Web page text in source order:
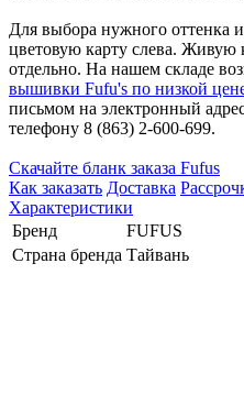
Для выбора нужного оттенка
цветовую карту слева. Живую
отдельно. На нашем складе
вышивки Fufu's по низкой
письмом на электронный
телефону 8 (863) 2-600-699.
Cкачайте бланк заказа Fufus
Как заказать Доставка
Характеристики
Бренд
FUFUS
Страна бренда Тайвань